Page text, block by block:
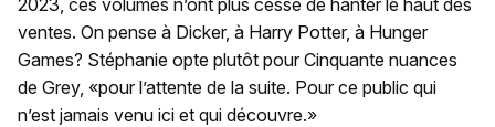
ventes. On pense à Dicker, à Harry Potter, à Hunger
Games? Stéphanie opte plutôt pour Cinquante nuances
de Grey, «pour l’attente de la suite. Pour ce public qui
n’est jamais venu ici et qui découvre.»